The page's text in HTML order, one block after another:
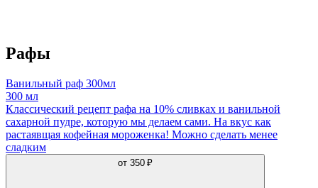
Рафы
Ванильный раф 300мл
300 мл
Классический рецепт рафа на 10% сливках и ванильной
сахарной пудре, которую мы делаем сами. На вкус как
растаявщая кофейная мороженка! Можно сделать менее
сладким
от 350 ₽